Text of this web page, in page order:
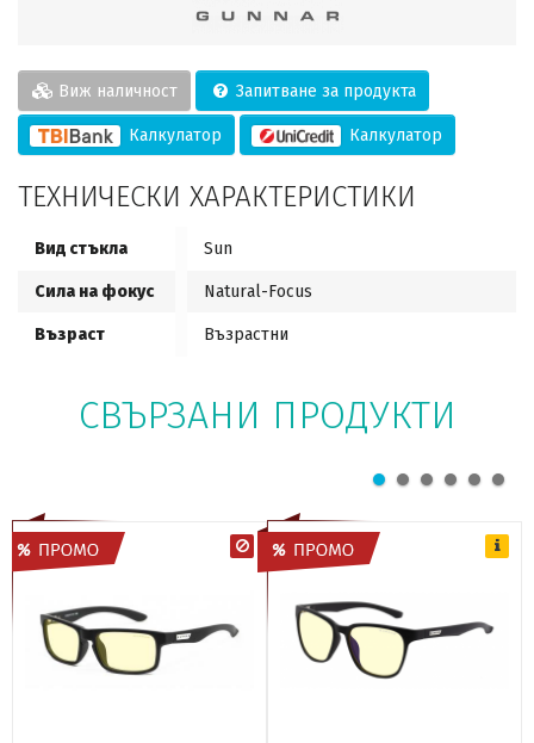
Виж наличност Запитване за продукта
Калкулатор Калкулатор
ТЕХНИЧЕСКИ ХАРАКТЕРИСТИКИ
Вид стъкла Sun
Сила на фокус Natural-Focus
Възраст Възрастни
СВЪРЗАНИ ПРОДУКТИ